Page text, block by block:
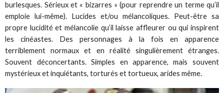
burlesques. Sérieux et « bizarres » (pour reprendre un terme qu’il
emploie lui-même). Lucides et/ou mélancoliques. Peut-être sa
propre lucidité et mélancolie qu’il laisse affleurer ou qui inspirent
les cinéastes. Des personnages à la fois en apparence
terriblement normaux et en réalité singulièrement étranges.
Souvent déconcertants. Simples en apparence, mais souvent
mystérieux et inquiétants, torturés et tortueux, arides même.